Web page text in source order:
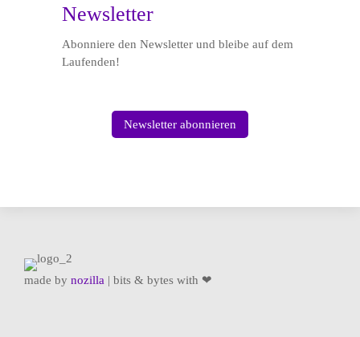
Newsletter
Abonniere den Newsletter und bleibe auf dem
Laufenden!
Newsletter abonnieren
made by nozilla | bits & bytes with ❤